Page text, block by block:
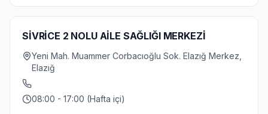
SİVRİCE 2 NOLU AİLE SAĞLIĞI MERKEZİ
Yeni Mah. Muammer Corbacıoğlu Sok. Elazığ Merkez,
Elazığ
08:00 - 17:00 (Hafta içi)